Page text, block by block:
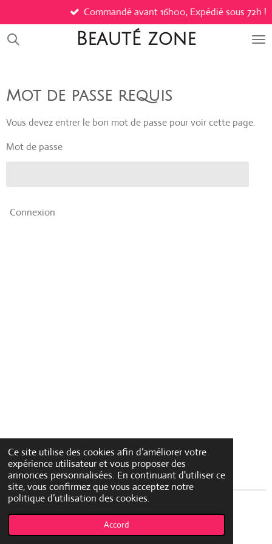
Ce site utilise des cookies afin d’améliorer votre
expérience utilisateur et vous proposer des
annonces personnalisées. En continuant d'utiliser ce
site, vous confirmez que vous acceptez notre
politique d’utilisation des cookies.
Accord
au
contenu
BeautÉ zone
Commandé avant 16h00, Expédié sous 72h !
Mot de passe requis
Vous devez entrer le bon mot de passe pour voir cette page.
Mot de passe
Connexion